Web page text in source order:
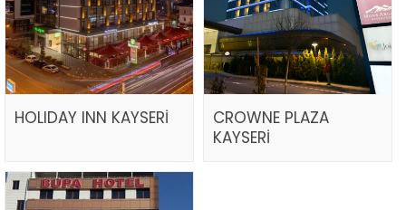
HOLIDAY INN KAYSERİ
CROWNE PLAZA
KAYSERİ